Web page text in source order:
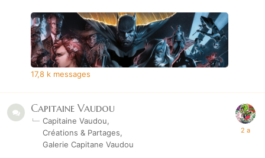
17,8 k messages
Capitaine Vaudou
Capitaine Vaudou
Créations & Partages
Galerie Capitane Vaudou